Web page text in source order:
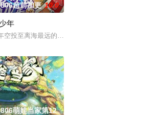
开唱，演绎各国音乐风情、展现各自文化底蕴，以
把地种好”的滚烫初心不变！将“见天地之广阔，
超前加更 10.0
年
空投至离海最远的大陆腹地，他们只有一辆车和
萌娃当家第12